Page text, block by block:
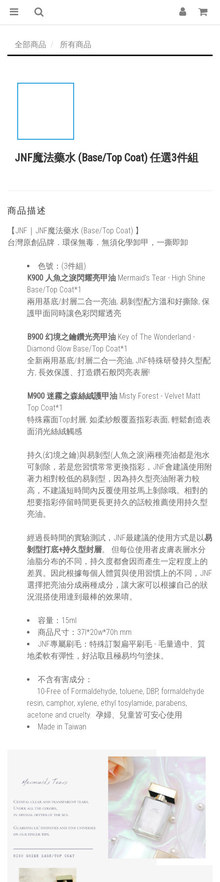
全部商品 所有商品
JNF魔法藥水 (Base/Top Coat) 任選3件組
商品描述
【JNF｜JNF魔法藥水 (Base/Top Coat) 】
台灣原創品牌．環保無毒．無須化學卸甲，一撕即卸
色號：(3件組)
K900 人魚之淚閃耀亮甲油 Mermaid’s Tear - High Shine
Base/Top Coat*1
兩用基底/封層二合一亮油, 易剝型配方溫和好撕除, 保
護甲面同時讓色彩閃耀透亮
B900 幻境之鑰鑽光亮甲油 Key of The Wonderland -
Diamond Glow Base/Top Coat*1
全新兩用基底/封層二合一亮油, JNF特殊研發持久型配
方, 長效保護、打造鑽石般閃亮表層!
M900 迷霧之森絲絨護甲油 Misty Forest - Velvet Matt
Top Coat*1
特殊霧面Top封層, 如柔紗般覆蓋指彩表面, 輕鬆創造表
面消光絲絨觸感
持久(幻境之鑰)與易剝型(人魚之淚)兩種亮油都是泡水
可剝除，若是您習慣常常更換指彩，JNF會建議使用附
著力相對較低的易剝型，因為持久型亮油附著力較
高，不建議短時間內反覆使用並馬上剝除哦。相對的
想要指彩停留時間更長更持久的話較推薦使用持久型
亮油。
經過長時間的實驗測試，JNF最建議的使用方式是以易
剝型打底+持久型封層。 但每位使用者皮膚表層水分
油脂分布的不同，持久度都會因而產生一定程度上的
差異。因此根據每個人體質與使用習慣上的不同，JNF
選擇把亮油分成兩種成分，讓大家可以根據自己的狀
況混搭使用達到最棒的效果唷。
容量：15ml
商品尺寸：37l*20w*70h mm
JNF專屬刷毛：特殊訂製扁平刷毛 - 毛量適中、質
地柔軟有彈性，好沾取且極易均勻塗抹。
不含有害成分：
10-Free of Formaldehyde, toluene, DBP, formaldehyde
resin, camphor, xylene, ethyl tosylamide, parabens,
acetone and cruelty. 孕婦、兒童皆可安心使用
Made in Taiwan